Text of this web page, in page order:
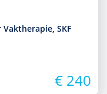
Vaktherapie, SKF
€ 240